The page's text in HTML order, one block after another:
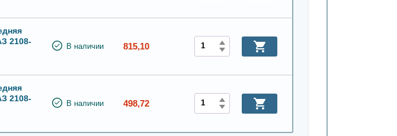
2108-
В наличии 815,10
2108-
В наличии 498,72